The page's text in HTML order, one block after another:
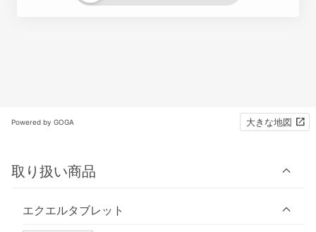
Powered by GOGA 大きな地図
取り扱い商品
エクエルタブレット